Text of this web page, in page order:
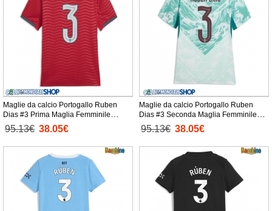
Maglie da calcio Portogallo Ruben
Dias #3 Prima Maglia Femminile
Mondiali 2026 Manica Corta
95.13€ 38.05€
Maglie da calcio Portogallo Ruben
Dias #3 Seconda Maglia Femminile
Mondiali 2026 Manica Corta
95.13€ 38.05€